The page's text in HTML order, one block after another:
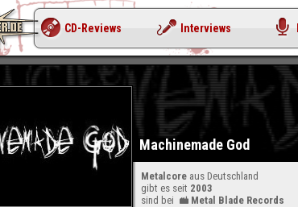
Machinemade God
Metalcore aus Deutschland
gibt es seit 2003
sind bei
Metal Blade Records
CD-Reviews Interviews